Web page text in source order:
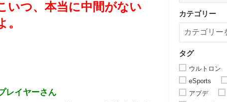
いつ、本当に中間がない
。
レイヤーさん
カテゴリー
タグ
ウルトロン
eSports
アプデ